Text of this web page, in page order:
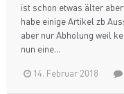
ist schon etwas älter
habe einige Artikel zb
aber nur Abholung weil
nun eine...
14. Februar 2018